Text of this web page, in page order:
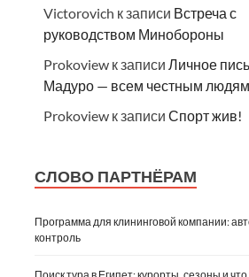
Victorovich к записи Встреча с
руководством Минобороны
Prokoview к записи Личное
Мадуро — всем честным людям
Prokoview к записиСпорт жив!
СЛОВО ПАРТНЁРАМ
Программа для клининговой компании:
контроль